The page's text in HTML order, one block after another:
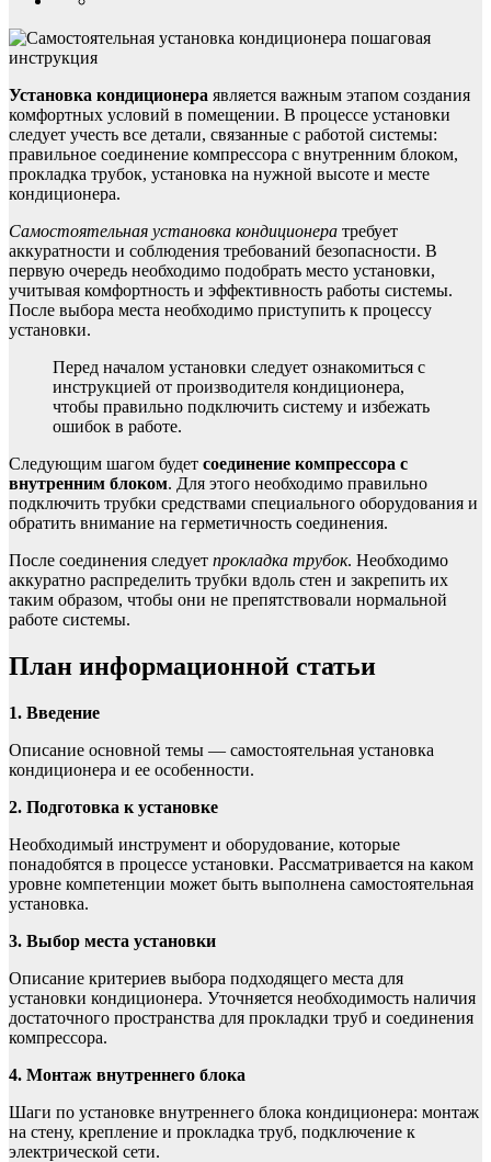
Установка кондиционера является важным этапом создания
комфортных условий в помещении. В процессе установки
следует учесть все детали, связанные с работой системы:
правильное соединение компрессора с внутренним блоком,
прокладка трубок, установка на нужной высоте и месте
кондиционера.
Самостоятельная установка кондиционера требует
аккуратности и соблюдения требований безопасности. В
первую очередь необходимо подобрать место установки,
учитывая комфортность и эффективность работы системы.
После выбора места необходимо приступить к процессу
установки.
Перед началом установки следует ознакомиться с
инструкцией от производителя кондиционера,
чтобы правильно подключить систему и избежать
ошибок в работе.
Следующим шагом будет соединение компрессора с
внутренним блоком. Для этого необходимо правильно
подключить трубки средствами специального оборудования и
обратить внимание на герметичность соединения.
После соединения следует прокладка трубок. Необходимо
аккуратно распределить трубки вдоль стен и закрепить их
таким образом, чтобы они не препятствовали нормальной
работе системы.
План информационной статьи
1. Введение
Описание основной темы — самостоятельная установка
кондиционера и ее особенности.
2. Подготовка к установке
Необходимый инструмент и оборудование, которые
понадобятся в процессе установки. Рассматривается на каком
уровне компетенции может быть выполнена самостоятельная
установка.
3. Выбор места установки
Описание критериев выбора подходящего места для
установки кондиционера. Уточняется необходимость наличия
достаточного пространства для прокладки труб и соединения
компрессора.
4. Монтаж внутреннего блока
Шаги по установке внутреннего блока кондиционера: монтаж
на стену, крепление и прокладка труб, подключение к
электрической сети.